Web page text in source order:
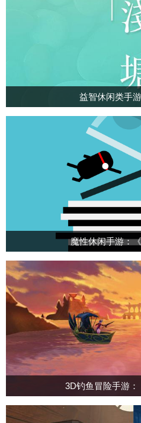
益智休闲类手
魔性休闲手游：
3D钓鱼冒险手游：